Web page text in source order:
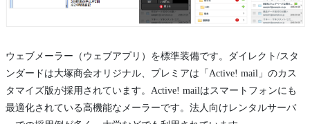
ウェブメーラー（ウェブアプリ）を標準装備です。ダイレクト/スタ
ンダードは大塚商会オリジナル、プレミアは「Active! mail」のカス
タマイズ版が採用されています。Active! mailはスマートフォンにも
最適化されている高機能なメーラーです。法人向けレンタルサーバ